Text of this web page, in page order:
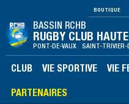
BOUTIQUE
BASSIN RCHB
RUGBY CLUB
PONT-DE-VAUX SAINT-
CLUB VIE SPORTIVE VIE
PARTENAIRES